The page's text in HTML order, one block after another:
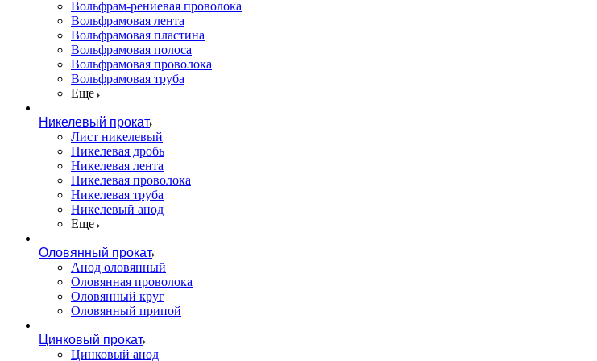
Вольфрам-рениевая проволока
Вольфрамовая лента
Вольфрамовая пластина
Вольфрамовая полоса
Вольфрамовая проволока
Вольфрамовая труба
Еще
Никелевый прокат
Лист никелевый
Никелевая дробь
Никелевая лента
Никелевая проволока
Никелевая труба
Никелевый анод
Еще
Оловянный прокат
Анод оловянный
Оловянная проволока
Оловянный круг
Оловянный припой
Цинковый прокат
Цинковый анод